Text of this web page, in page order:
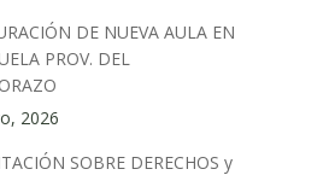
DE NUEVA AULA EN
PROV. DEL
2026
SOBRE DERECHOS y